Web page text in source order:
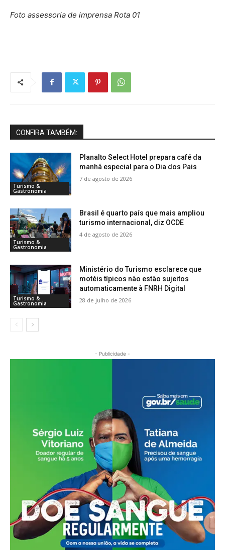
Foto assessoria de imprensa Rota 01
CONFIRA TAMBÉM:
Turismo &
Gastronomia
Planalto Select Hotel prepara café da
manhã especial para o Dia dos Pais
7 de agosto de 2026
Turismo &
Gastronomia
Brasil é quarto país que mais ampliou
turismo internacional, diz OCDE
4 de agosto de 2026
Turismo &
Gastronomia
Ministério do Turismo esclarece que
motéis típicos não estão sujeitos
automaticamente à FNRH Digital
28 de julho de 2026
- Publicidade -